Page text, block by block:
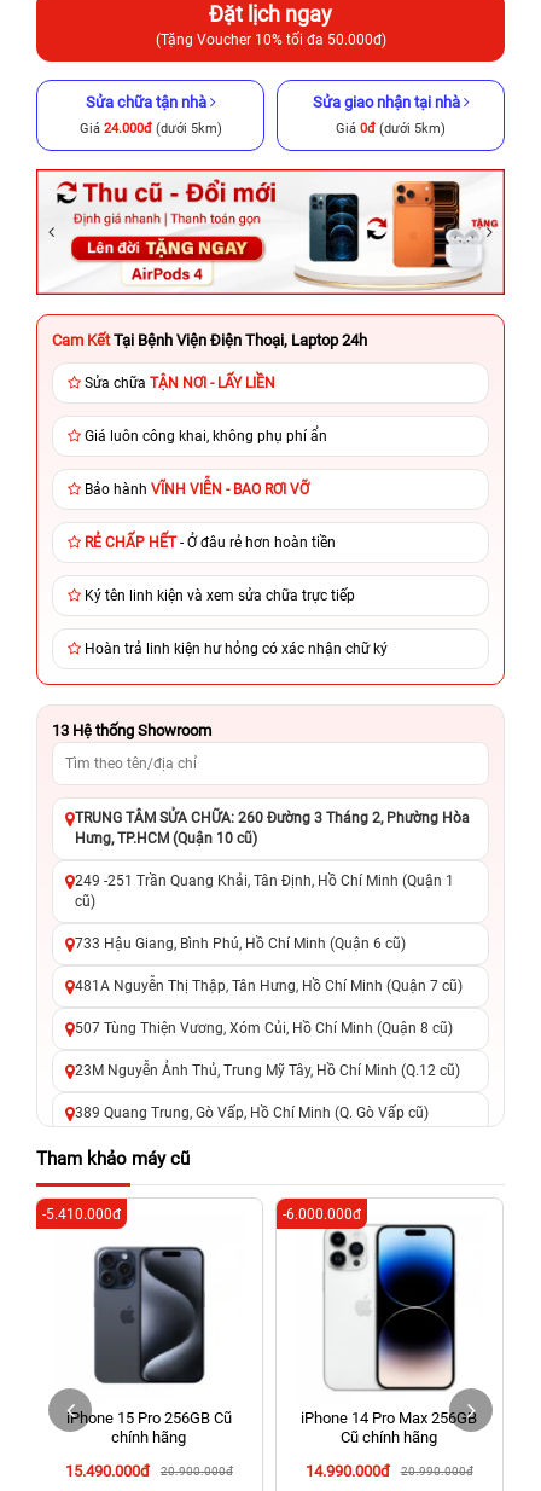
Đặt lịch ngay
(Tặng Voucher 10% tối đa 50.000đ)
Sửa chữa tận nhà
Giá 24.000đ(dưới 5km)
Sửa giao nhận tại nhà
Giá 0đ (dưới 5km)
Cam Kết Tại Bệnh Viện Điện Thoại, Laptop 24h
Sửa chữa TẬN NƠI - LẤY LIỀN
Giá luôn công khai, không phụ phí ẩn
Bảo hành VĨNH VIỄN - BAO RƠI VỠ
RẺ CHẤP HẾT- Ở đâu rẻ hơn hoàn tiền
Ký tên linh kiện và xem sửa chữa trực tiếp
Hoàn trả linh kiện hư hỏng có xác nhận chữ ký
13 Hệ thống Showroom
TRUNG TÂM SỬA CHỮA: 260 Đường 3 Tháng 2, Phường Hòa
Hưng, TP.HCM (Quận 10 cũ)
249 -251 Trần Quang Khải, Tân Định, Hồ Chí Minh (Quận 1
cũ)
733 Hậu Giang, Bình Phú, Hồ Chí Minh (Quận 6 cũ)
481A Nguyễn Thị Thập, Tân Hưng, Hồ Chí Minh (Quận 7 cũ)
507 Tùng Thiện Vương, Xóm Củi, Hồ Chí Minh (Quận 8 cũ)
23M Nguyễn Ảnh Thủ, Trung Mỹ Tây, Hồ Chí Minh (Q.12 cũ)
389 Quang Trung, Gò Vấp, Hồ Chí Minh (Q. Gò Vấp cũ)
625 - 625A Âu Cơ, Tân Phú, Hồ Chí Minh (Quận Tân Phú cũ)
326 Lê Văn Việt, Tăng Nhơn Phú, Hồ Chí Minh (Q.9 TP. Thủ
Đức cũ)
256 Võ Văn Ngân, Thủ Đức, Hồ Chí Minh (Bình Thọ, TP. Thủ
Đức Cũ)
70 Nguyễn An Ninh, Dĩ An, Hồ Chí Minh (Bình Dương Cũ)
24h Vũng Tàu: 162A Ba Cu, Vũng Tàu, Hồ Chí Minh (TP. Vũng
Tàu cũ)
198 Hoàng Văn Thụ, Tân Sơn Nhất, Hồ Chí Minh (Tân Bình
Tham khảo máy cũ
iPhone 15 Pro 256GB Cũ
chính hãng
15.490.000đ
20.900.000đ
-5.410.000đ
iPhone 14 Pro Max 256GB
Cũ chính hãng
14.990.000đ
20.990.000đ
-6.000.000đ